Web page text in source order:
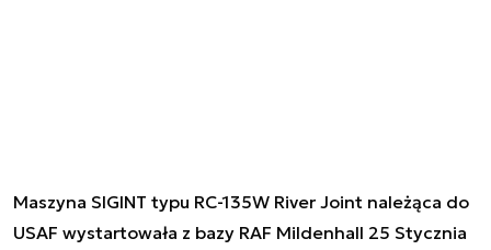
Maszyna SIGINT typu RC-135W River Joint należąca do
USAF wystartowała z bazy RAF Mildenhall 25 Stycznia